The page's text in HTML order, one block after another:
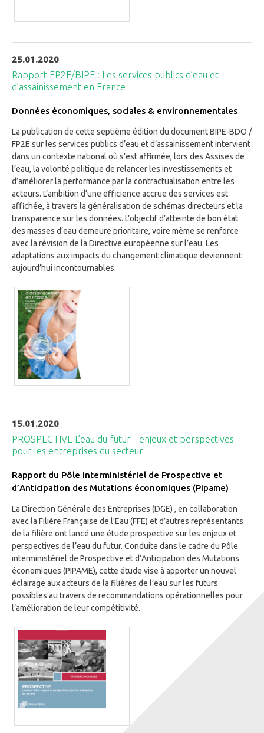
25.01.2020
Rapport FP2E/BIPE : Les services publics d’eau et
d’assainissement en France
Données économiques, sociales & environnementales
La publication de cette septième édition du document BIPE-BDO /
FP2E sur les services publics d’eau et d’assainissement intervient
dans un contexte national où s’est affirmée, lors des Assises de
l’eau, la volonté politique de relancer les investissements et
d’améliorer la performance par la contractualisation entre les
acteurs. L’ambition d’une efficience accrue des services est
affichée, à travers la généralisation de schémas directeurs et la
transparence sur les données. L’objectif d’atteinte de bon état
des masses d’eau demeure prioritaire, voire même se renforce
avec la révision de la Directive européenne sur l’eau. Les
adaptations aux impacts du changement climatique deviennent
aujourd’hui incontournables.
15.01.2020
PROSPECTIVE L’eau du futur - enjeux et perspectives
pour les entreprises du secteur
Rapport du Pôle interministériel de Prospective et
d’Anticipation des Mutations économiques (Pipame)
La Direction Générale des Entreprises (DGE) , en collaboration
avec la Filière Française de l’Eau (FFE) et d’autres représentants
de la filière ont lancé une étude prospective sur les enjeux et
perspectives de l’eau du futur. Conduite dans le cadre du Pôle
interministériel de Prospective et d’Anticipation des Mutations
économiques (PIPAME), cette étude vise à apporter un nouvel
éclairage aux acteurs de la filières de l’eau sur les futurs
possibles au travers de recommandations opérationnelles pour
l’amélioration de leur compétitivité.